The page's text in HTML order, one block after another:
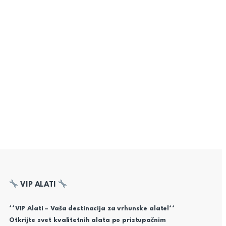
VIP ALATI
**VIP Alati – Vaša destinacija za vrhunske alate!**
Otkrijte svet kvalitetnih alata po pristupačnim